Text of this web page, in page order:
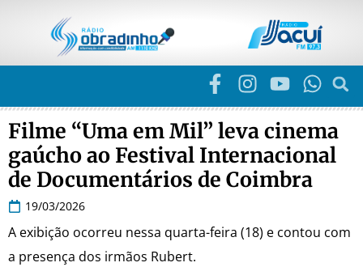
Filme “Uma em Mil” leva cinema
gaúcho ao Festival Internacional
de Documentários de Coimbra
19/03/2026
A exibição ocorreu nessa quarta-feira (18) e contou com
a presença dos irmãos Rubert.